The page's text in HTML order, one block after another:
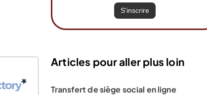
Articles pour aller plus loin
Transfert de siège social en ligne